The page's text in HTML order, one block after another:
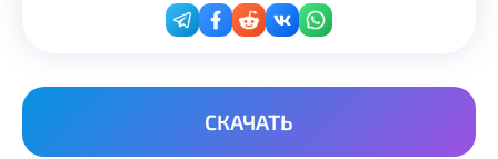
СКАЧАТЬ